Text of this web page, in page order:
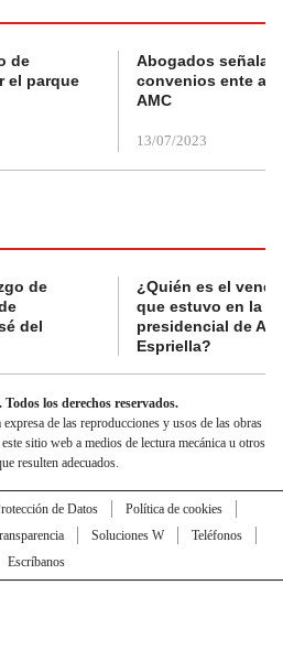
de
el parque
Abogados
convenios ente
AMC
13/07/2023
de
del
¿Quién es el
que estuvo en la
presidencial de
Espriella?
los derechos reservados.
de las reproducciones y usos de las obras
sitio web a medios de lectura mecánica u otros
resulten adecuados.
de Datos
Política de cookies
Soluciones W
Teléfonos
Escríbanos